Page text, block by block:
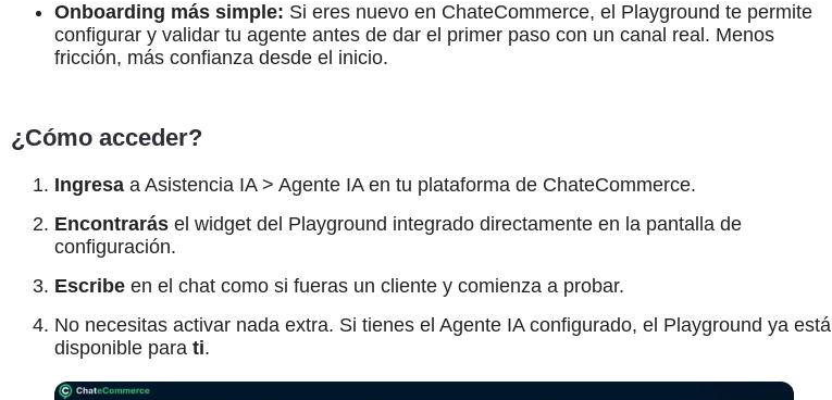
Onboarding más simple: Si eres nuevo en ChateCommerce, el Playground te permite
configurar y validar tu agente antes de dar el primer paso con un canal real. Menos
fricción, más confianza desde el inicio.
¿Cómo acceder?
Ingresa a Asistencia IA > Agente IA en tu plataforma de ChateCommerce.
Encontrarás el widget del Playground integrado directamente en la pantalla de
configuración.
Escribe en el chat como si fueras un cliente y comienza a probar.
No necesitas activar nada extra. Si tienes el Agente IA configurado, el Playground ya está
disponible para ti.